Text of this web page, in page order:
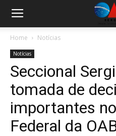
Home Notícias
Notícias
Seccional
tomada de
importantes
Federal da